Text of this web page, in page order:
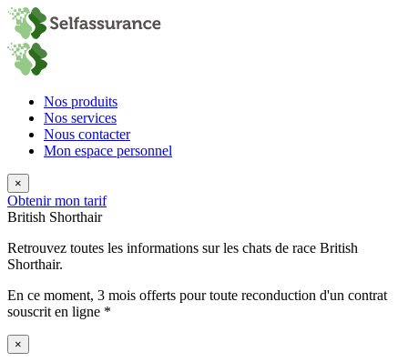
Nos produits
Nos services
Nous contacter
Mon espace personnel
×
Obtenir mon tarif
British Shorthair
Retrouvez toutes les informations sur les chats de race British
Shorthair.
En ce moment, 3 mois offerts pour toute reconduction d'un contrat
souscrit en ligne *
×